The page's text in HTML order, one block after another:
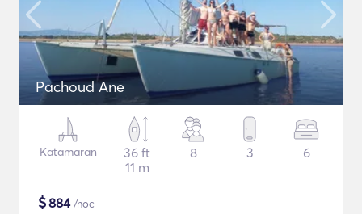
Pachoud Ane
Katamaran
36 ft
11 m
8 3 6
$884/noc